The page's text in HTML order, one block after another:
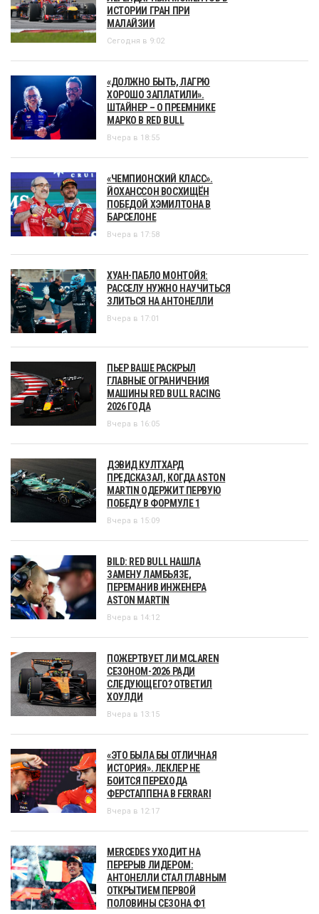
ИСТОРИИ ГРАН ПРИ
МАЛАЙЗИИ
Сегодня в 9:02
«ДОЛЖНО БЫТЬ, ЛАГРЮ
ХОРОШО ЗАПЛАТИЛИ».
ШТАЙНЕР – О ПРЕЕМНИКЕ
МАРКО В RED BULL
Вчера в 18:55
«ЧЕМПИОНСКИЙ КЛАСС».
ЙОХАНССОН ВОСХИЩЁН
ПОБЕДОЙ ХЭМИЛТОНА В
БАРСЕЛОНЕ
Вчера в 17:58
ХУАН-ПАБЛО МОНТОЙЯ:
РАССЕЛУ НУЖНО НАУЧИТЬСЯ
ЗЛИТЬСЯ НА АНТОНЕЛЛИ
Вчера в 17:01
ПЬЕР ВАШЕ РАСКРЫЛ
ГЛАВНЫЕ ОГРАНИЧЕНИЯ
МАШИНЫ RED BULL RACING
2026 ГОДА
Вчера в 16:05
ДЭВИД КУЛТХАРД
ПРЕДСКАЗАЛ, КОГДА ASTON
MARTIN ОДЕРЖИТ ПЕРВУЮ
ПОБЕДУ В ФОРМУЛЕ 1
Вчера в 15:09
BILD: RED BULL НАШЛА
ЗАМЕНУ ЛАМБЬЯЗЕ,
ПЕРЕМАНИВ ИНЖЕНЕРА
ASTON MARTIN
Вчера в 14:12
ПОЖЕРТВУЕТ ЛИ MCLAREN
СЕЗОНОМ-2026 РАДИ
СЛЕДУЮЩЕГО? ОТВЕТИЛ
ХОУЛДИ
Вчера в 13:15
«ЭТО БЫЛА БЫ ОТЛИЧНАЯ
ИСТОРИЯ». ЛЕКЛЕР НЕ
БОИТСЯ ПЕРЕХОДА
ФЕРСТАППЕНА В FERRARI
Вчера в 12:17
MERCEDES УХОДИТ НА
ПЕРЕРЫВ ЛИДЕРОМ:
АНТОНЕЛЛИ СТАЛ ГЛАВНЫМ
ОТКРЫТИЕМ ПЕРВОЙ
ПОЛОВИНЫ СЕЗОНА Ф1